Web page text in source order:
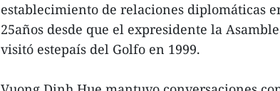
establecimiento de relaciones diplomáticas
25años desde que el expresidente la
visitó estepaís del Golfo en 1999.